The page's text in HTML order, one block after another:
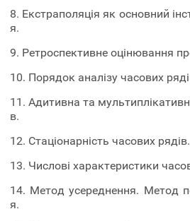
8. Екстраполяція як основний
я.
9. Ретроспективне оцінювання
10. Порядок аналізу часових
11. Адитивна та
в.
12. Стаціонарність часових рядів.
13. Числові характеристики
14. Метод усереднення. Метод
я.